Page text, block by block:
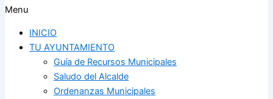
Menu
INICIO
TU AYUNTAMIENTO
Guía de Recursos Municipales
Saludo del Alcalde
Ordenanzas Municipales